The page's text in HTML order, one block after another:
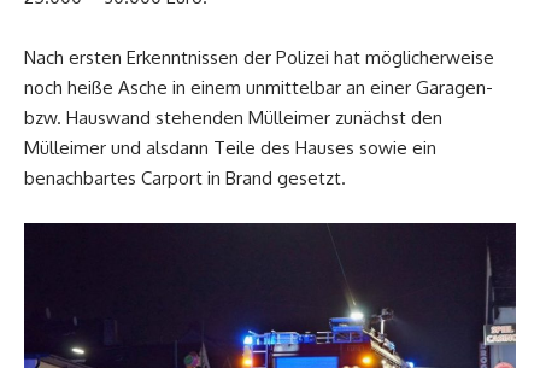
Nach ersten Erkenntnissen der Polizei hat möglicherweise
noch heiße Asche in einem unmittelbar an einer Garagen-
bzw. Hauswand stehenden Mülleimer zunächst den
Mülleimer und alsdann Teile des Hauses sowie ein
benachbartes Carport in Brand gesetzt.